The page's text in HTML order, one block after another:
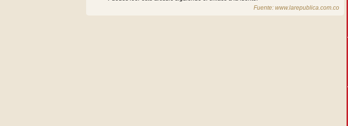
Fuente: www.larepublica.com.co